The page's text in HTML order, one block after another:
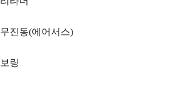
무진동(에어서스)
보링